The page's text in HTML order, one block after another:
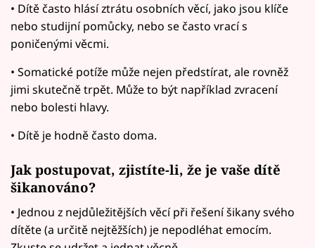
• Dítě často hlásí ztrátu osobních věcí, jako jsou klíče
nebo studijní pomůcky, nebo se často vrací s
poničenými věcmi.
• Somatické potíže může nejen předstírat, ale rovněž
jimi skutečně trpět. Může to být například zvracení
nebo bolesti hlavy.
• Dítě je hodně často doma.
Jak postupovat, zjistíte-li, že je vaše dítě
šikanováno?
• Jednou z nejdůležitějších věcí při řešení šikany svého
dítěte (a určitě nejtěžších) je nepodléhat emocím.